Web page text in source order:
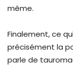
même.
Finalement, ce
précisément la
parle de